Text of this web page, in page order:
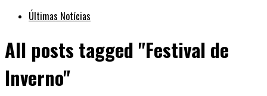
Últimas Notícias
All posts tagged "Festival de
Inverno"